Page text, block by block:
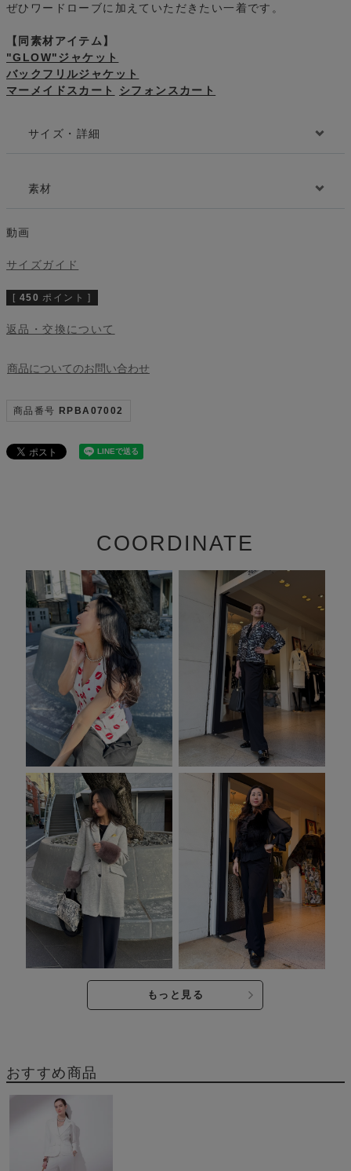
ぜひワードローブに加えていただきたい一着です。
【同素材アイテム】
"GLOW"ジャケット
バックフリルジャケット
マーメイドスカート
シフォンスカート
サイズ・詳細
素材
動画
サイズガイド
[ 450 ポイント ]
返品・交換について
商品についてのお問い合わせ
商品番号 RPBA07002
COORDINATE
もっと見る
おすすめ商品